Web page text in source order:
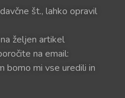
št., lahko opravil
željen artikel
na email:
bomo mi vse uredili in